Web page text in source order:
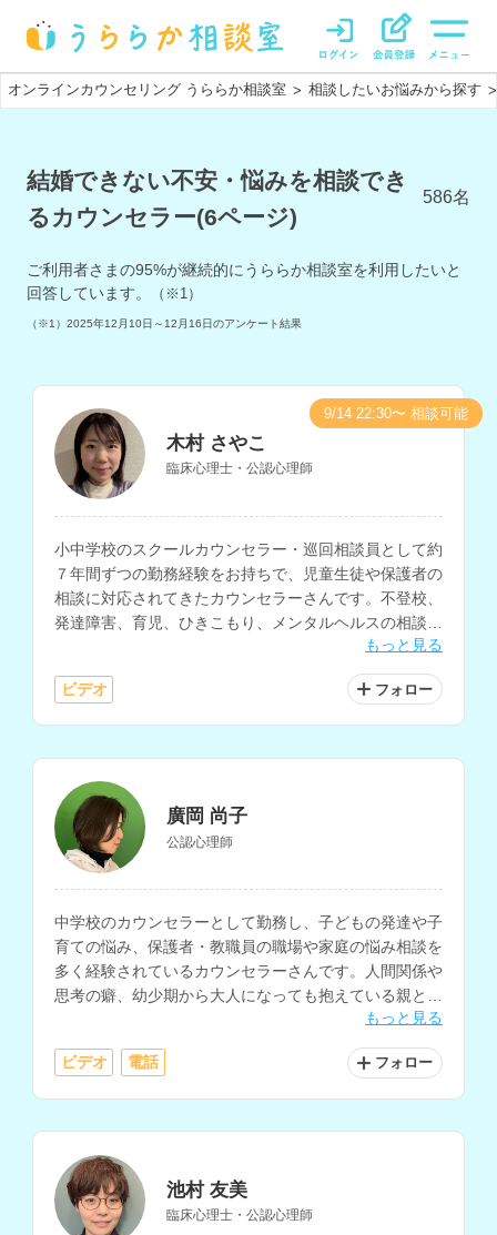
オンラインカウンセリング うららか相談室 > 相談したいお悩みから探す >
結婚できない不安・悩みを相談でき
るカウンセラー(6ページ)
586名
ご利用者さまの95%が継続的にうららか相談室を利用したいと
回答しています。
（※1）
（※1） 2025年12月10日～12月16日のアンケート結果
木村 さやこ
臨床心理士・公認心理師
小中学校のスクールカウンセラー・巡回相談員として約
７年間ずつの勤務経験をお持ちで、児童生徒や保護者の
相談に対応されてきたカウンセラーさんです。不登校、
発達障害、育児、ひきこもり、メンタルヘルスの相談な
もっと見る
ビデオ フォロー
9/14 22:30〜 相談可能
廣岡 尚子
公認心理師
中学校のカウンセラーとして勤務し、子どもの発達や子
育ての悩み、保護者・教職員の職場や家庭の悩み相談を
多く経験されているカウンセラーさんです。人間関係や
思考の癖、幼少期から大人になっても抱えている親との
関係の悩み、引きこもり、不登校などの相談を得意とさ
もっと見る
ビデオ 電話 フォロー
池村 友美
臨床心理士・公認心理師